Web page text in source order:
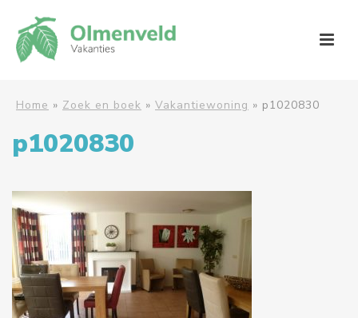
Home » Zoek en boek » Vakantiewoning » p1020830
p1020830